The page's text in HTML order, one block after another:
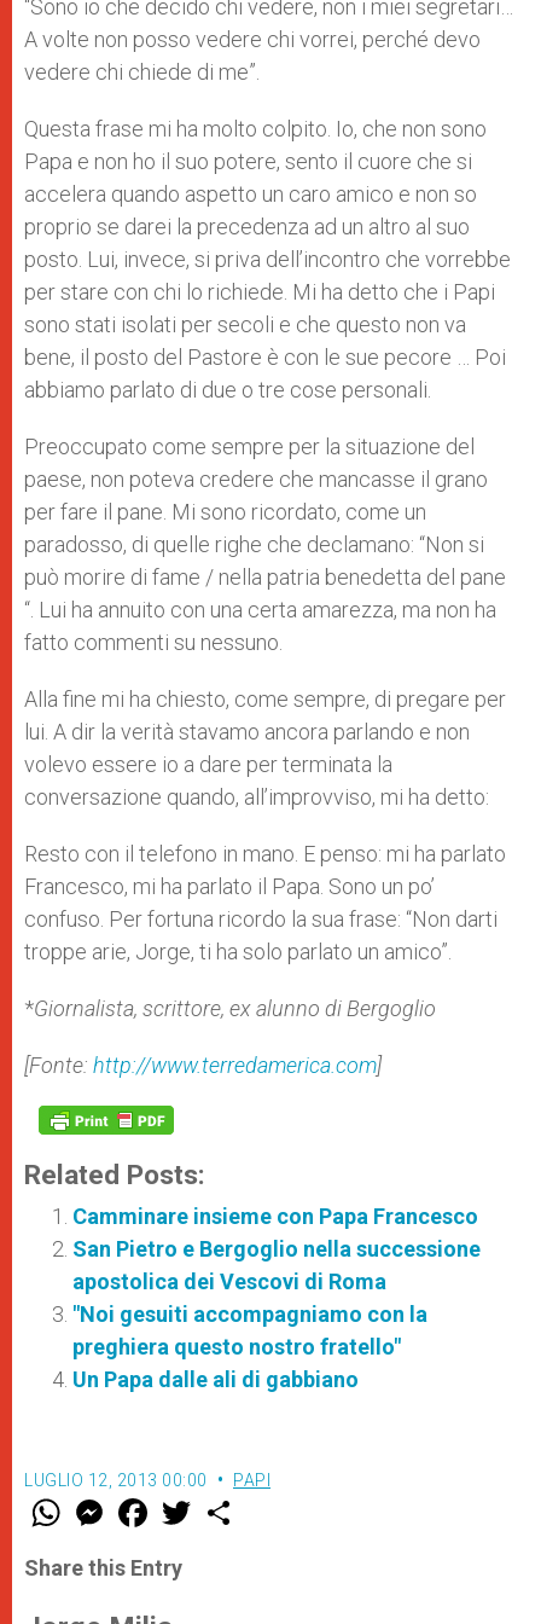
“Sono io che decido chi vedere, non i miei segretari…
A volte non posso vedere chi vorrei, perché devo
vedere chi chiede di me”.
Questa frase mi ha molto colpito. Io, che non sono
Papa e non ho il suo potere, sento il cuore che si
accelera quando aspetto un caro amico e non so
proprio se darei la precedenza ad un altro al suo
posto. Lui, invece, si priva dell’incontro che vorrebbe
per stare con chi lo richiede. Mi ha detto che i Papi
sono stati isolati per secoli e che questo non va
bene, il posto del Pastore è con le sue pecore … Poi
abbiamo parlato di due o tre cose personali.
Preoccupato come sempre per la situazione del
paese, non poteva credere che mancasse il grano
per fare il pane. Mi sono ricordato, come un
paradosso, di quelle righe che declamano: “Non si
può morire di fame / nella patria benedetta del pane
“. Lui ha annuito con una certa amarezza, ma non ha
fatto commenti su nessuno.
Alla fine mi ha chiesto, come sempre, di pregare per
lui. A dir la verità stavamo ancora parlando e non
volevo essere io a dare per terminata la
conversazione quando, all’improvviso, mi ha detto:
Resto con il telefono in mano. E penso: mi ha parlato
Francesco, mi ha parlato il Papa. Sono un po’
confuso. Per fortuna ricordo la sua frase: “Non darti
troppe arie, Jorge, ti ha solo parlato un amico”.
*Giornalista, scrittore, ex alunno di Bergoglio
[Fonte: http://www.terredamerica.com]
Related Posts:
Camminare insieme con Papa Francesco
San Pietro e Bergoglio nella successione
apostolica dei Vescovi di Roma
"Noi gesuiti accompagniamo con la
preghiera questo nostro fratello"
Un Papa dalle ali di gabbiano
LUGLIO 12, 2013 00:00 PAPI
W
t
s
p
M
e
s
e
g
F
a
e
b
o
w
Share this Entry